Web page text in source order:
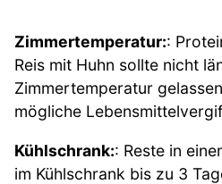
Zimmertemperatur::
Reis mit Huhn sollte nicht
Zimmertemperatur
mögliche
Kühlschrank:: Reste in
im Kühlschrank bis zu 3